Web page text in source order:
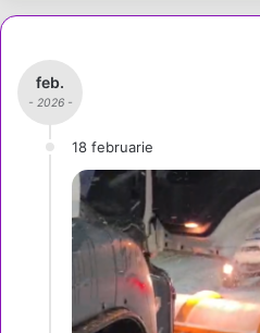
feb.
- 2026 -
18 februarie